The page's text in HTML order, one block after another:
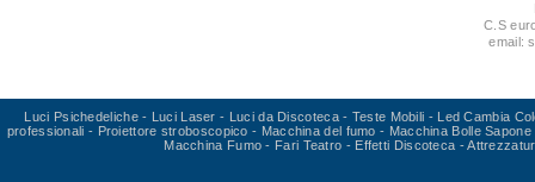
C.S
email:
Luci Psichedeliche- Luci Laser - Luci da Discoteca- Teste Mobili - Led Cambia
professionali - Proiettore stroboscopico - Macchina del fumo - Macchina Bolle Sapone
Macchina Fumo - Fari Teatro - Effetti Discoteca -